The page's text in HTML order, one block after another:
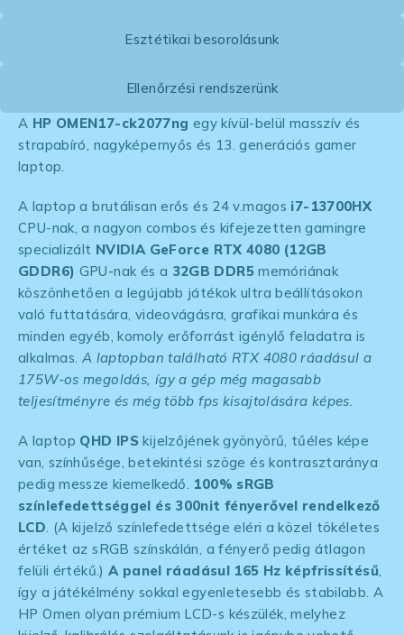
Esztétikai besorolásunk
Ellenőrzési rendszerünk
A HP OMEN17-ck2077ng egy kívül-belül masszív és
strapabíró, nagyképernyős és 13. generációs gamer
laptop.
A laptop a brutálisan erős és 24 v.magos i7-13700HX
CPU-nak, a nagyon combos és kifejezetten gamingre
specializált NVIDIA GeForce RTX 4080 (12GB
GDDR6) GPU-nak és a 32GB DDR5memóriának
köszönhetően a legújabb játékok ultra beállításokon
való futtatására, videovágásra, grafikai munkára és
minden egyéb, komoly erőforrást igénylő feladatra is
alkalmas. A laptopban található RTX 4080 ráadásul a
175W-os megoldás, így a gép még magasabb
teljesítményre és még több fps kisajtolására képes.
A laptop QHD IPS kijelzőjének gyönyörű, tűéles képe
van, színhűsége, betekintési szöge és kontrasztaránya
pedig messze kiemelkedő. 100% sRGB
színlefedettséggel és 300nit fényerővel rendelkező
LCD . (A kijelző színlefedettsége eléri a közel tökéletes
értéket az sRGB színskálán, a fényerő pedig átlagon
felüli értékű.) A panel ráadásul 165 Hz képfrissítésű
így a játékélmény sokkal egyenletesebb és stabilabb. A
HP Omen olyan prémium LCD-s készülék, melyhez